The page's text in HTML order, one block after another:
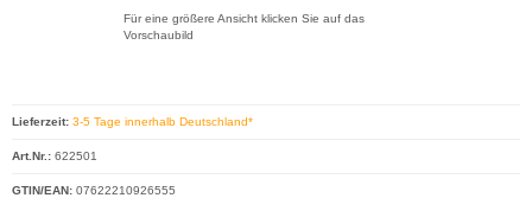
Für eine größere Ansicht klicken Sie auf das
Vorschaubild
Lieferzeit: 3-5 Tage innerhalb Deutschland*
Art.Nr.: 622501
GTIN/EAN: 07622210926555